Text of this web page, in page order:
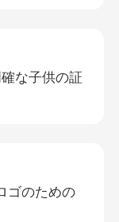
な子供の証
ゴのための